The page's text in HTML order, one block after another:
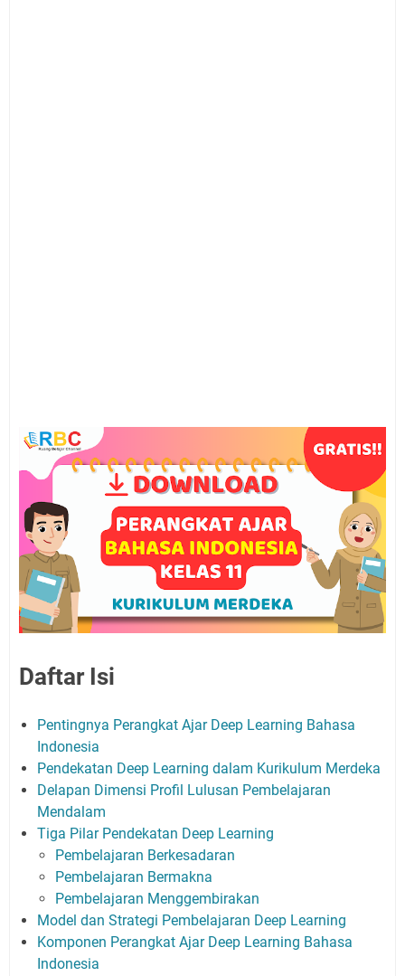
Daftar Isi
Pentingnya Perangkat Ajar Deep Learning Bahasa
Indonesia
Pendekatan Deep Learning dalam Kurikulum Merdeka
Delapan Dimensi Profil Lulusan Pembelajaran
Mendalam
Tiga Pilar Pendekatan Deep Learning
Pembelajaran Berkesadaran
Pembelajaran Bermakna
Pembelajaran Menggembirakan
Model dan Strategi Pembelajaran Deep Learning
Komponen Perangkat Ajar Deep Learning Bahasa
Indonesia